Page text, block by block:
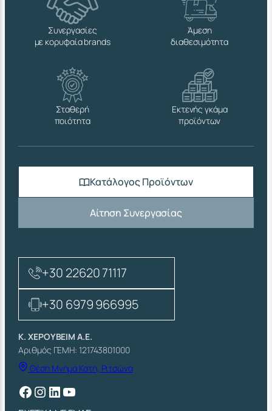
Συνεργασίες
με κορυφαία brands
Άμεση
διαθεσιμότητα
Σταθερή
ποιότητα
Εκτενής γκάμα
προϊόντων
Κατάλογος Προϊόντων
Αίτηση Συνεργασίας
+30 22620 71117
+30 6979 966995
Κ. ΧΕΡΟΥΒΕΙΜ Α.Ε.
Αριθμός ΓΕΜΗ: 121743801000
Θέση Μνήμα Κατή, Ριτσώνα
Facebook Instagram Linkedin YouTube